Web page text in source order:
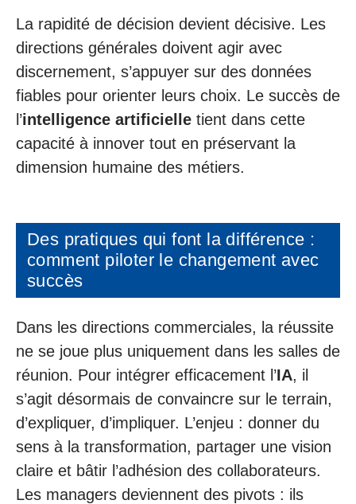
La rapidité de décision devient décisive. Les
directions générales doivent agir avec
discernement, s’appuyer sur des données
fiables pour orienter leurs choix. Le succès de
l’intelligence artificielle tient dans cette
capacité à innover tout en préservant la
dimension humaine des métiers.
Des pratiques qui font la différence :
comment piloter le changement avec
succès
Dans les directions commerciales, la réussite
ne se joue plus uniquement dans les salles de
réunion. Pour intégrer efficacement l’IA, il
s’agit désormais de convaincre sur le terrain,
d’expliquer, d’impliquer. L’enjeu : donner du
sens à la transformation, partager une vision
claire et bâtir l’adhésion des collaborateurs.
Les managers deviennent des pivots : ils